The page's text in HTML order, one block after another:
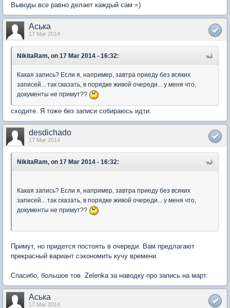
Выводы все равно делает каждый сам =)
Аська
17 Mar 2014
NikitaRam, on 17 Mar 2014 - 16:32:
Какая запись? Если я, например, завтра приеду без всяких
записей... так сказать, в порядке живой очереди... у меня что,
документы не примут??
сходите. Я тоже без записи собираюсь идти.
desdichado
17 Mar 2014
NikitaRam, on 17 Mar 2014 - 16:32:
Какая запись? Если я, например, завтра приеду без всяких
записей... так сказать, в порядке живой очереди... у меня что,
документы не примут??
Примут, но придется постоять в очереди. Вам предлагают
прекрасный вариант сэкономить кучу времени.
Спасибо, большое тов. Zelenka за наводку про запись на март.
Аська
17 Mar 2014